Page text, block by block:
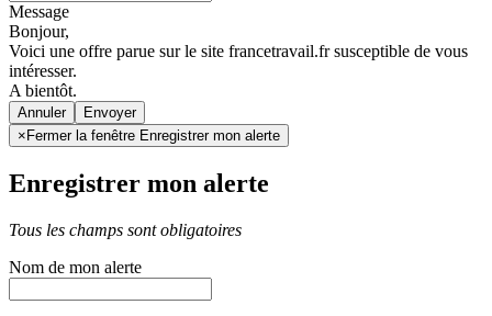
Message
Bonjour,
Voici une offre parue sur le site francetravail.fr susceptible de vous
intéresser.
A bientôt.
Annuler
× Fermer la fenêtre Enregistrer mon alerte
Enregistrer mon alerte
Tous les champs sont obligatoires
Nom de mon alerte